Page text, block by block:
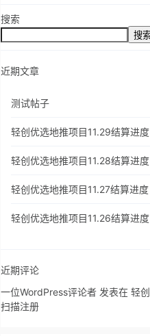
搜索
搜
近期文章
测试帖子
轻创优选地推项目11.29结算进度
轻创优选地推项目11.28结算进度
轻创优选地推项目11.27结算进度
轻创优选地推项目11.26结算进度
近期评论
一位WordPress评论者 发表在 轻
扫描注册